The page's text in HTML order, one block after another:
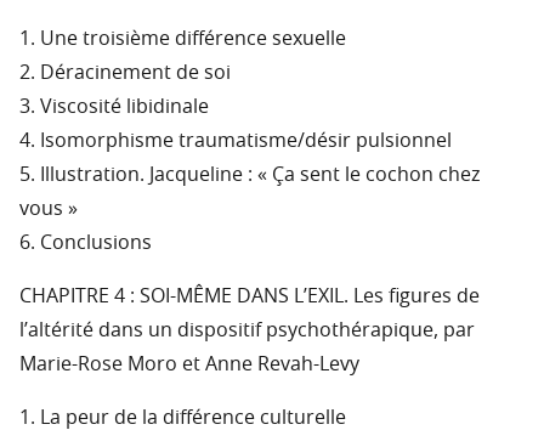
1. Une troisième différence sexuelle
2. Déracinement de soi
3. Viscosité libidinale
4. Isomorphisme traumatisme/désir pulsionnel
5. Illustration. Jacqueline : « Ça sent le cochon chez
vous »
6. Conclusions
CHAPITRE 4 : SOI-MÊME DANS L’EXIL. Les figures de
l’altérité dans un dispositif psychothérapique, par
Marie-Rose Moro et Anne Revah-Levy
1. La peur de la différence culturelle